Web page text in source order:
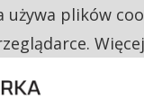
CHIN UDERZAJĄ W
używa plików